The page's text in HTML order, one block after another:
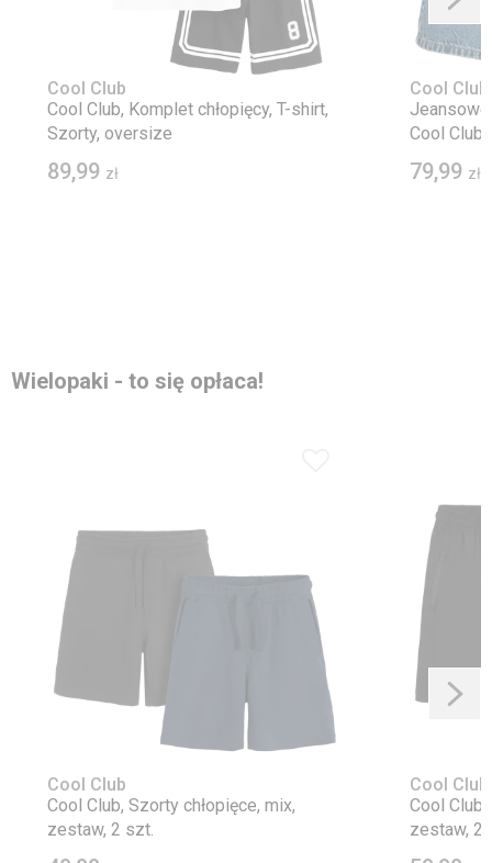
Cool Club
Cool Club, Komplet chłopięcy, T-shirt,
Szorty, oversize
89,99 zł
Cool Club
Cool Club
79,99 zł
Wielopaki - to się opłaca!
Cool Club
Cool Club, Szorty chłopięce, mix,
zestaw, 2 szt.
Cool Club
Cool Club,
zestaw, 2